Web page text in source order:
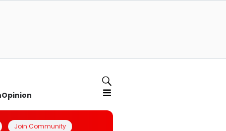
Opinion
Join Community